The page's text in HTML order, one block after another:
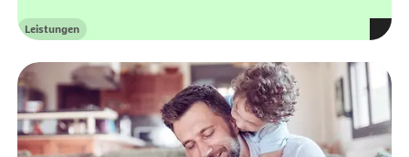
Kategorie
Leistungen